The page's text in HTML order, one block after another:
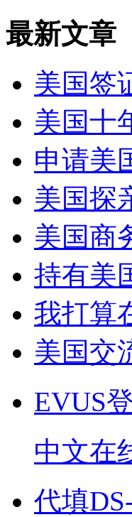
最新文章
美国签
美国十
申请美
美国探
美国商
持有美
我打算
美国交
EVUS
中文在
代填